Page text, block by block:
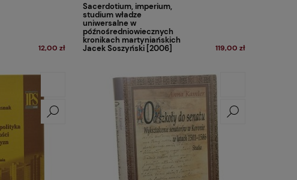
12,00 zł
Sacerdotium, imperium,
studium władze
uniwersalne w
późnośredniowiecznych
kronikach martyniańskich
Jacek Soszyński [2006]
119,00 zł